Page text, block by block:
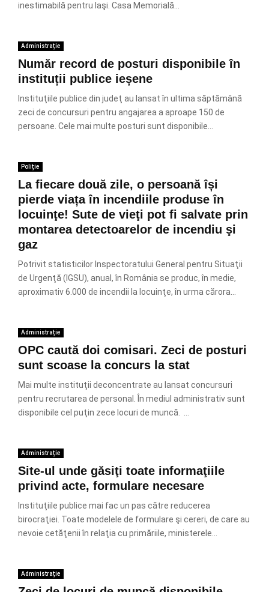
inestimabilă pentru Iaşi. Casa Memorială...
Administrație
Număr record de posturi disponibile în
instituții publice ieșene
Instituţiile publice din judeţ au lansat în ultima săptămână
zeci de concursuri pentru angajarea a aproape 150 de
persoane. Cele mai multe posturi sunt disponibile...
Poliție
La fiecare două zile, o persoană își
pierde viața în incendiile produse în
locuinţe! Sute de vieţi pot fi salvate prin
montarea detectoarelor de incendiu şi
gaz
Potrivit statisticilor Inspectoratului General pentru Situaţii
de Urgenţă (IGSU), anual, în România se produc, în medie,
aproximativ 6.000 de incendii la locuinţe, în urma cărora...
Administrație
OPC caută doi comisari. Zeci de posturi
sunt scoase la concurs la stat
Mai multe instituţii deconcentrate au lansat concursuri
pentru recrutarea de personal. În mediul administrativ sunt
disponibile cel puţin zece locuri de muncă. ...
Administrație
Site-ul unde găsiţi toate informaţiile
privind acte, formulare necesare
Instituţiile publice mai fac un pas către reducerea
birocraţiei. Toate modelele de formulare şi cereri, de care au
nevoie cetăţenii în relaţia cu primăriile, ministerele...
Administrație